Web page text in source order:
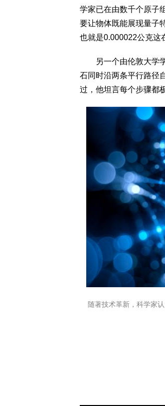
学家已在由数千个原子
要让物体既能展现量子
也就是0.000022公克这
另一个由伦敦大学学
石同时沿两条平行路径
过，他坦言每个步骤都
随著技术革新，科学家